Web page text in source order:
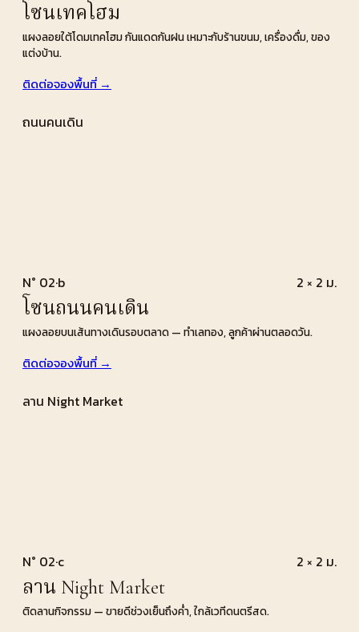
โซนเทคโฮม
แผงลอยใต้โดมเทคโฮม กันแดดกันฝน เหมาะกับร้านขนม, เครื่องดื่ม, ของ
แต่งบ้าน.
ติดต่อจองพื้นที่ →
ถนนคนเดิน
N° 02·b 2 × 2 ม.
โซนถนนคนเดิน
แผงลอยบนเส้นทางเดินรอบตลาด — ทำเลทอง, ลูกค้าผ่านตลอดวัน.
ติดต่อจองพื้นที่ →
ลาน Night Market
N° 02·c 2 × 2 ม.
ลาน Night Market
ติดลานกิจกรรม — ขายดีช่วงเย็นถึงค่ำ, ใกล้เวทีดนตรีสด.